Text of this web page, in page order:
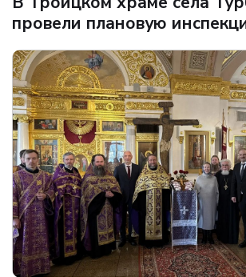
провели плановую